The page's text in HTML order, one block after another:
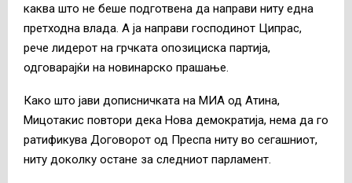
каква што не беше подготвена да направи ниту една
претходна влада. А ја направи господинот Ципрас,
рече лидерот на грчката опозициска партија,
одговарајќи на новинарско прашање.
Како што јави дописничката на МИА од Атина,
Мицотакис повтори дека Нова демократија, нема да го
ратификува Договорот од Преспа ниту во сегашниот,
ниту доколку остане за следниот парламент.